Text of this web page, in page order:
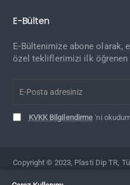
E-Bülten
E-Bültenimize abone olarak,
özel tekliflerimizi ilk öğrenen
Posta
KVKK Bilgilendirme 'ni
Copyright © 2023, Plasti Dip TR,